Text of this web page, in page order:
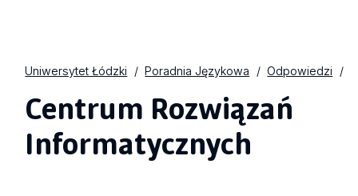
Uniwersytet Łódzki Poradnia Językowa Odpowiedzi
Centrum Rozwiązań
Informatycznych